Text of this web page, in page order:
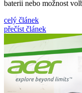
baterii nebo možnost
celý článek
přečíst článek